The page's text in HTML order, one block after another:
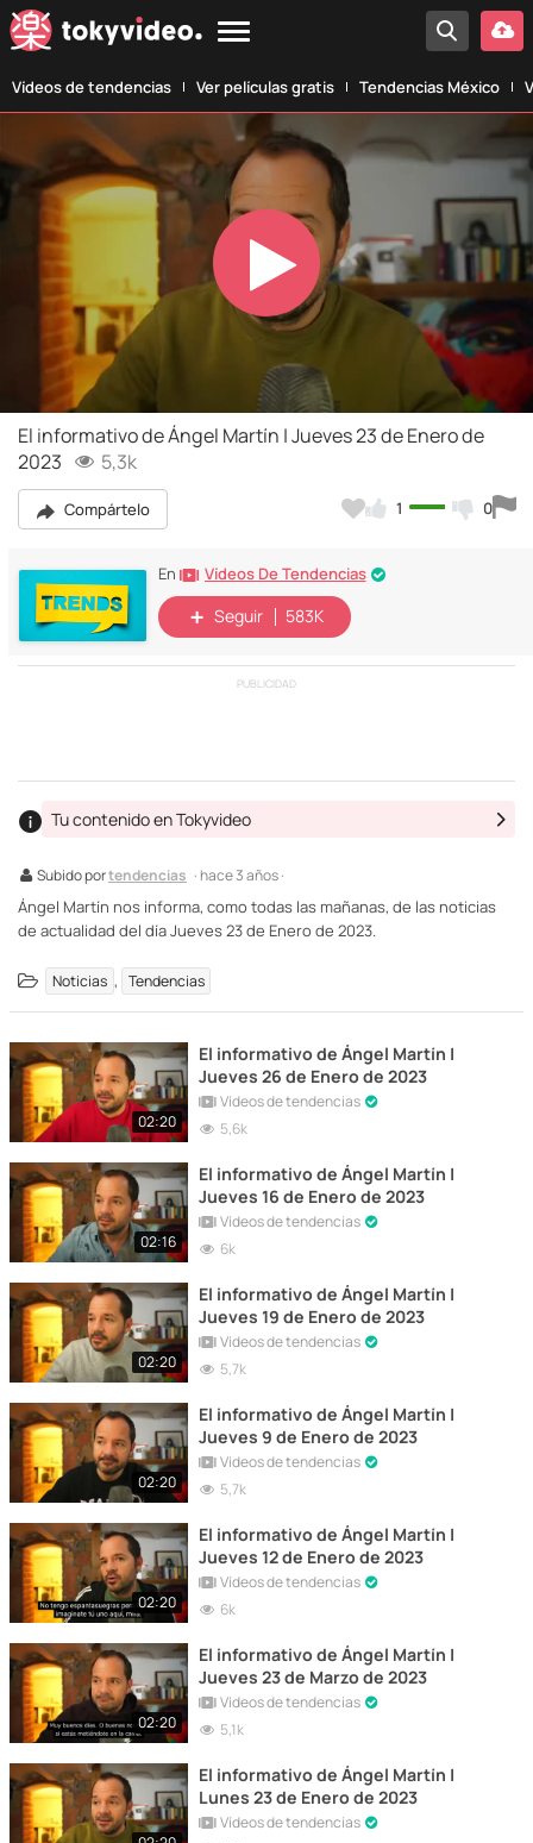
Vídeos de tendencias Ver películas gratis Tendencias México
Play
Video
El informativo de Ángel Martín | Jueves 23 de Enero de
2023
5,3k
Compártelo 1 0
En Vídeos De Tendencias
Seguir 583K
PUBLICIDAD
Subido portendencias · hace 3 años ·
Tu contenido en Tokyvideo
Ángel Martín nos informa, como todas las mañanas, de las noticias
de actualidad del día Jueves 23 de Enero de 2023.
Noticias , Tendencias
02:20
El informativo de Ángel Martín |
Jueves 26 de Enero de 2023
Vídeos de tendencias
5,6k
02:16
El informativo de Ángel Martín |
Jueves 16 de Enero de 2023
Vídeos de tendencias
6k
02:20
El informativo de Ángel Martín |
Jueves 19 de Enero de 2023
Vídeos de tendencias
5,7k
02:20
El informativo de Ángel Martín |
Jueves 9 de Enero de 2023
Vídeos de tendencias
5,7k
02:20
El informativo de Ángel Martín |
Jueves 12 de Enero de 2023
Vídeos de tendencias
6k
02:20
El informativo de Ángel Martín |
Jueves 23 de Marzo de 2023
Vídeos de tendencias
5,1k
El informativo de Ángel Martín |
Lunes 23 de Enero de 2023
Vídeos de tendencias